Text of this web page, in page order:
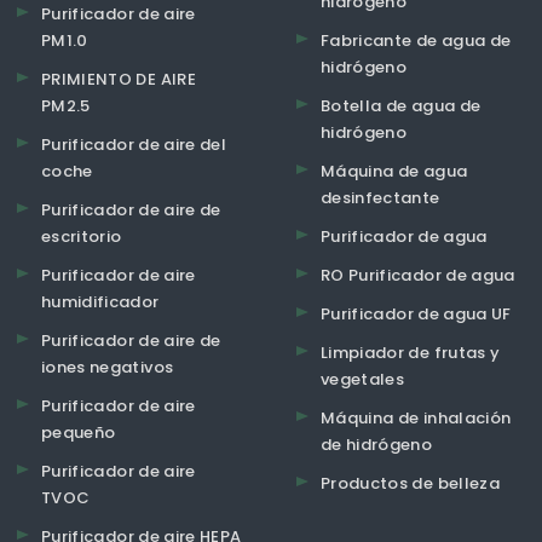
Purificador de aire
PM1.0
PRIMIENTO DE AIRE
PM2.5
Purificador de aire del
coche
Purificador de aire de
escritorio
Purificador de aire
humidificador
Purificador de aire de
iones negativos
Purificador de aire
pequeño
Purificador de aire
TVOC
Purificador de aire HEPA
Fabricante de agua de
hidrógeno
Botella de agua de
hidrógeno
Máquina de agua
desinfectante
Purificador de agua
RO Purificador de agua
Purificador de agua UF
Limpiador de frutas y
vegetales
Máquina de inhalación
de hidrógeno
Productos de belleza